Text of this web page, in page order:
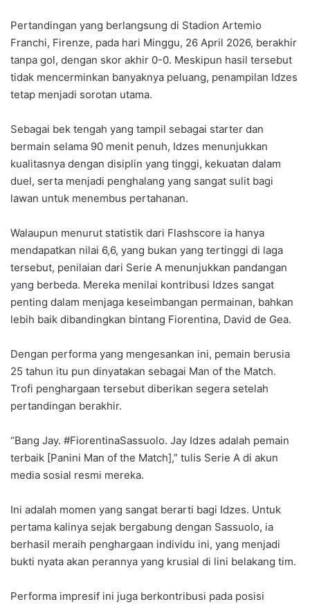
Pertandingan yang berlangsung di Stadion Artemio
Franchi, Firenze, pada hari Minggu, 26 April 2026, berakhir
tanpa gol, dengan skor akhir 0-0. Meskipun hasil tersebut
tidak mencerminkan banyaknya peluang, penampilan Idzes
tetap menjadi sorotan utama.
Sebagai bek tengah yang tampil sebagai starter dan
bermain selama 90 menit penuh, Idzes menunjukkan
kualitasnya dengan disiplin yang tinggi, kekuatan dalam
duel, serta menjadi penghalang yang sangat sulit bagi
lawan untuk menembus pertahanan.
Walaupun menurut statistik dari Flashscore ia hanya
mendapatkan nilai 6,6, yang bukan yang tertinggi di laga
tersebut, penilaian dari Serie A menunjukkan pandangan
yang berbeda. Mereka menilai kontribusi Idzes sangat
penting dalam menjaga keseimbangan permainan, bahkan
lebih baik dibandingkan bintang Fiorentina, David de Gea.
Dengan performa yang mengesankan ini, pemain berusia
25 tahun itu pun dinyatakan sebagai Man of the Match.
Trofi penghargaan tersebut diberikan segera setelah
pertandingan berakhir.
“Bang Jay. #FiorentinaSassuolo. Jay Idzes adalah pemain
terbaik [Panini Man of the Match],” tulis Serie A di akun
media sosial resmi mereka.
Ini adalah momen yang sangat berarti bagi Idzes. Untuk
pertama kalinya sejak bergabung dengan Sassuolo, ia
berhasil meraih penghargaan individu ini, yang menjadi
bukti nyata akan perannya yang krusial di lini belakang tim.
Performa impresif ini juga berkontribusi pada posisi